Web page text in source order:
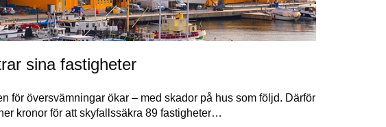
sina fastigheter
för översvämningar ökar – med skador på hus som följd. Därför
kronor för att skyfallssäkra 89 fastigheter…